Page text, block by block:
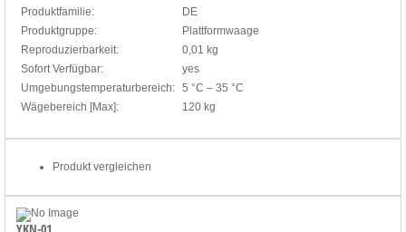
Produktfamilie:
DE
Produktgruppe:
Plattformwaage
Reproduzierbarkeit:
0,01 kg
Sofort Verfügbar:
yes
Umgebungstemperaturbereich: 5 °C – 35 °C
Wägebereich [Max]:
120 kg
Produkt vergleichen
YKN-01